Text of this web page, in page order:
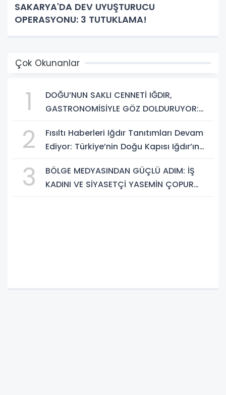
SAKARYA'DA DEV UYUŞTURUCU
OPERASYONU: 3 TUTUKLAMA!
Çok Okunanlar
1
DOĞU’NUN SAKLI CENNETİ IĞDIR,
GASTRONOMİSİYLE GÖZ DOLDURUYOR:
BULUŞMA NOKTASI
2
Fısıltı Haberleri Iğdır Tanıtımları Devam
Ediyor: Türkiye’nin Doğu Kapısı Iğdır’ın
3
BÖLGE MEDYASINDAN GÜÇLÜ ADIM: İŞ
KADINI VE SİYASETÇİ YASEMİN ÇOPUR